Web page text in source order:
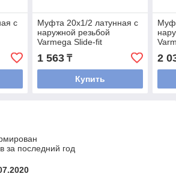
с
Муфта 20x1/2 латунная с
наружной резьбой
Varmega Slide-fit
1 563₸
Купить
2
за последний год